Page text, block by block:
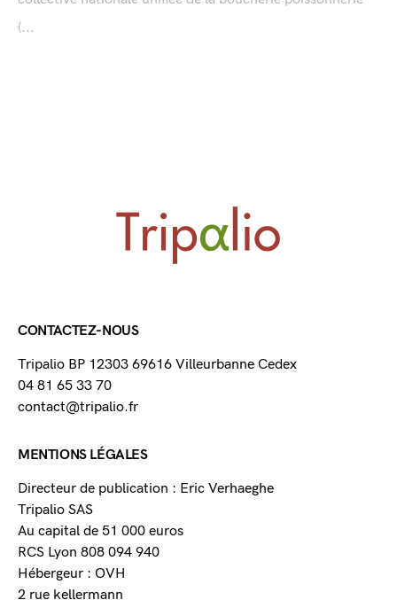
(...
CONTACTEZ-NOUS
Tripalio BP 12303 69616 Villeurbanne Cedex
04 81 65 33 70
contact@tripalio.fr
MENTIONS LÉGALES
Directeur de publication : Eric Verhaeghe
Tripalio SAS
Au capital de 51 000 euros
RCS Lyon 808 094 940
Hébergeur : OVH
2 rue kellermann